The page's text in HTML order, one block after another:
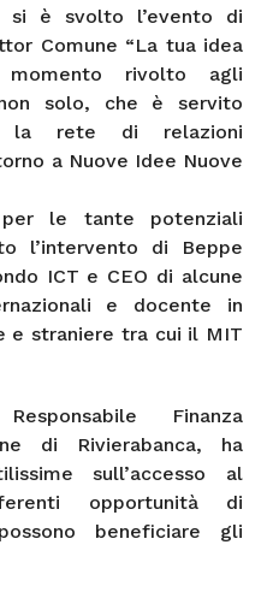
si è svolto l’evento di
Comune “La tua idea
momento rivolto agli
solo, che è servito
la rete di relazioni
a Nuove Idee Nuove
per le tante potenziali
l’intervento di Beppe
ICT e CEO di alcune
e docente in
e straniere tra cui il MIT
Finanza
di Rivierabanca, ha
sull’accesso al
opportunità di
beneficiare gli